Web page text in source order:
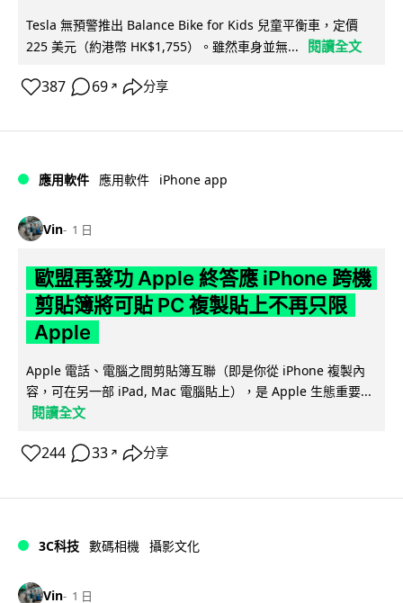
Tesla 無預警推出 Balance Bike for Kids 兒童平衡車，定價
225 美元（約港幣 HK$1,755）。雖然車身並無...
閱讀全文
387 69 ↗ 分享
應用軟件 應用軟件 iPhone app
Vin 1 日
歐盟再發功 Apple 終答應 iPhone 跨機
剪貼簿將可貼 PC 複製貼上不再只限
Apple
Apple 電話、電腦之間剪貼簿互聯（即是你從 iPhone 複製內
容，可在另一部 iPad, Mac 電腦貼上），是 Apple 生態重要...
閱讀全文
244 33 ↗ 分享
3C科技 數碼相機 攝影文化
Vin 1 日